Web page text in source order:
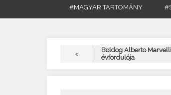
#MAGYAR TARTOMÁNY
<
Boldog Alberto
évfordulója